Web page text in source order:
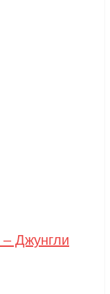
– Джунгли